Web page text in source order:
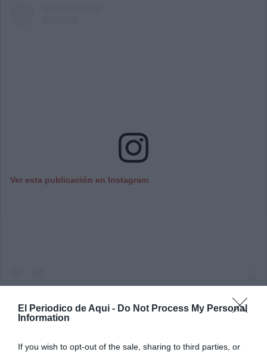
El Periodico de Aqui - Do Not Process My Personal
Information
If you wish to opt-out of the sale, sharing to third parties, or
Ver esta publicación en Instagram